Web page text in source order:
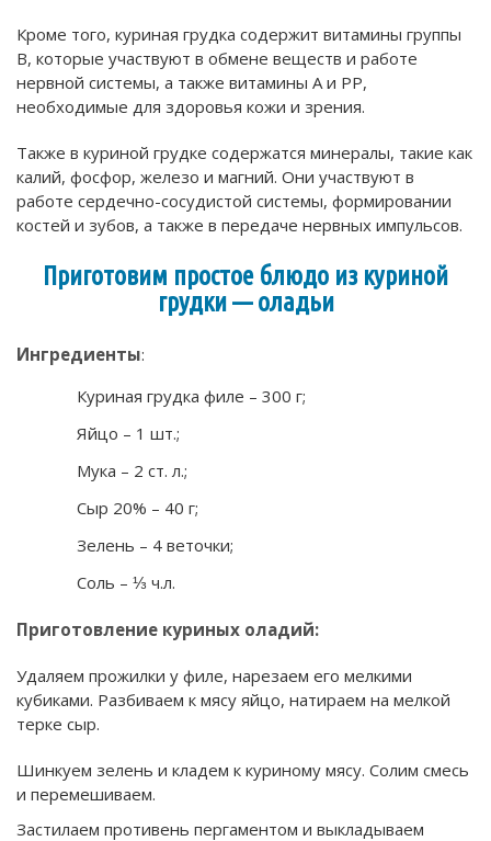
Кроме того, куриная грудка содержит витамины группы
В, которые участвуют в обмене веществ и работе
нервной системы, а также витамины А и РР,
необходимые для здоровья кожи и зрения.
Также в куриной грудке содержатся минералы, такие как
калий, фосфор, железо и магний. Они участвуют в
работе сердечно-сосудистой системы, формировании
костей и зубов, а также в передаче нервных импульсов.
Приготовим простое блюдо из куриной
грудки — оладьи
Ингредиенты:
Куриная грудка филе – 300 г;
Яйцо – 1 шт.;
Мука – 2 ст. л.;
Сыр 20% – 40 г;
Зелень – 4 веточки;
Соль – ⅓ ч.л.
Приготовление куриных оладий:
Удаляем прожилки у филе, нарезаем его мелкими
кубиками. Разбиваем к мясу яйцо, натираем на мелкой
терке сыр.
Шинкуем зелень и кладем к куриному мясу. Солим смесь
и перемешиваем.
Застилаем противень пергаментом и выкладываем